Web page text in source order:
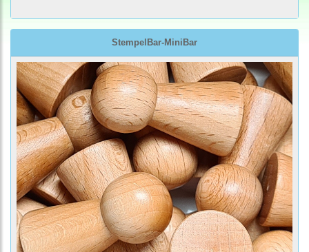
StempelBar-MiniBar